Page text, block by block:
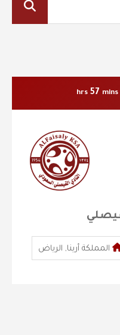
hrs 57 mins
المملكة أرينا, الرياض